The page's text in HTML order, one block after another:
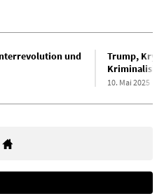
und
Trump,
10. Mai 2025